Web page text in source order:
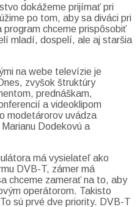
dokážeme prijímať pri
po tom, aby sa diváci pri
chceme prispôsobiť
mladí, dospelí, ale aj staršia
na webe televízie je
zvyšok štruktúry
prednáškam,
a videoklipom
modetárorov uvádza
Dodekovú a
má vysielateľ ako
DVB-T, zámer má
chceme zamerať na to, aby
operátorom. Takisto
sú prvé dve priority. DVB-T